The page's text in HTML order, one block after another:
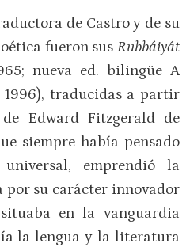
de Castro y de su
fueron sus Rubbáiyát
nueva ed. bilingüe A
traducidas a partir
Edward Fitzgerald de
siempre había pensado
emprendió la
por su carácter innovador
en la vanguardia
la lengua y la literatura